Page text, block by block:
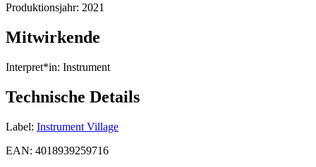
Produktionsjahr: 2021
Mitwirkende
Interpret*in: Instrument
Technische Details
Label: Instrument Village
EAN: 4018939259716